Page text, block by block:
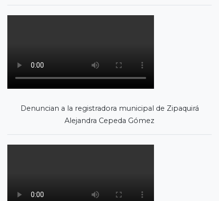
Denuncian a la registradora municipal de Zipaquirá
Alejandra Cepeda Gómez